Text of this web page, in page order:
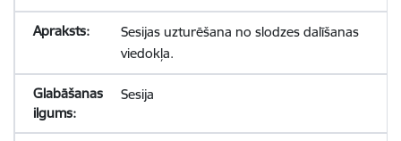
Sesijas uzturēšana no slodzes dalīšanas
viedokļa.
Sesija